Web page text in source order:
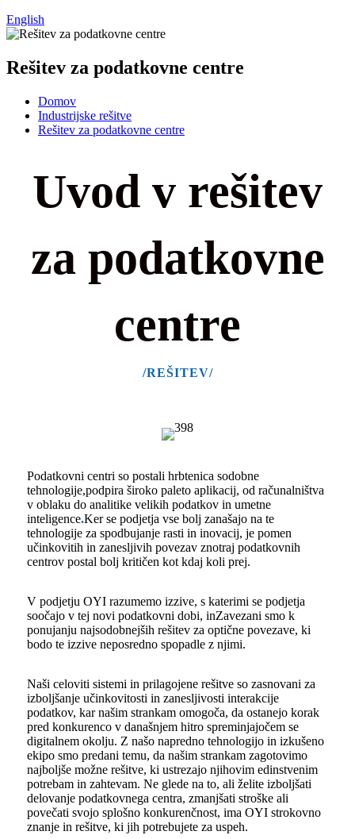
English
Rešitev za podatkovne centre
Domov
Industrijske rešitve
Rešitev za podatkovne centre
Uvod v rešitev
za podatkovne
centre
/REŠITEV/
Podatkovni centri so postali hrbtenica sodobne
tehnologije,podpira široko paleto aplikacij, od računalništva
v oblaku do analitike velikih podatkov in umetne
inteligence.Ker se podjetja vse bolj zanašajo na te
tehnologije za spodbujanje rasti in inovacij, je pomen
učinkovitih in zanesljivih povezav znotraj podatkovnih
centrov postal bolj kritičen kot kdaj koli prej.
V podjetju OYI razumemo izzive, s katerimi se podjetja
soočajo v tej novi podatkovni dobi, inZavezani smo k
ponujanju najsodobnejših rešitev za optične povezave, ki
bodo te izzive neposredno spopadle z njimi.
Naši celoviti sistemi in prilagojene rešitve so zasnovani za
izboljšanje učinkovitosti in zanesljivosti interakcije
podatkov, kar našim strankam omogoča, da ostanejo korak
pred konkurenco v današnjem hitro spreminjajočem se
digitalnem okolju. Z našo napredno tehnologijo in izkušeno
ekipo smo predani temu, da našim strankam zagotovimo
najboljše možne rešitve, ki ustrezajo njihovim edinstvenim
potrebam in zahtevam. Ne glede na to, ali želite izboljšati
delovanje podatkovnega centra, zmanjšati stroške ali
povečati svojo splošno konkurenčnost, ima OYI strokovno
znanje in rešitve, ki jih potrebujete za uspeh.